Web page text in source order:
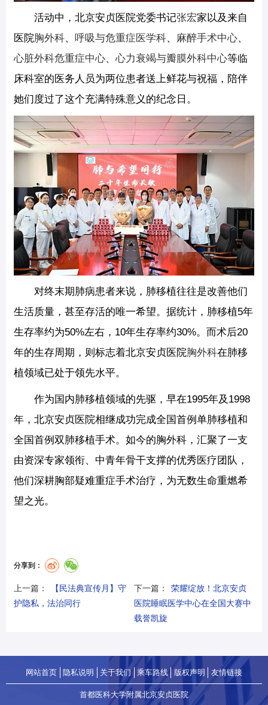
活动中，北京安贞医院党委书记张宏家以及来自
医院胸外科、呼吸与危重症医学科、 麻醉手术中心、
心脏外科危重症中心、心力衰竭与瓣膜外科中心等临
床科室的医务人员为两位患者送上鲜花与祝福，陪伴
她们度过了这个充满特殊意义的纪念日。
对终末期肺病患者来说，肺移植往往是改善他们
生活质量，甚至存活的唯一希望。据统计，肺移植5年
生存率约为50%左右，10年生存率约30%。而术后20
年的生存周期，则标志着北京安贞医院胸外科在肺移
植领域已处于领先水平。
作为国内肺移植领域的先驱，早在1995年及1998
年，北京安贞医院相继成功完成全国首例单肺移植和
全国首例双肺移植手术。如今的胸外科，汇聚了一支
由资深专家领衔、中青年骨干支撑的优秀医疗团队，
他们深耕胸部疑难重症手术治疗，为无数生命重燃希
望之光。
分享到：
上一篇：
【民法典宣传月】守
护隐私，法治同行
下一篇：
荣耀绽放！北京安贞
医院睡眠医学中心在全国大赛中
载誉凯旋
网站首页 隐私说明 关于我们 乘车路线 版权声明 友情链接
首都医科大学附属北京安贞医院